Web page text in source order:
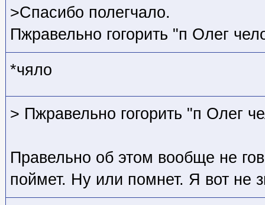
>Спасибо полегчало.
Пжравельно гогорить "п Олег
*чяло
> Пжравельно гогорить "п Олег
Правельно об этом вообще не
поймет. Ну или помнет. Я вот не